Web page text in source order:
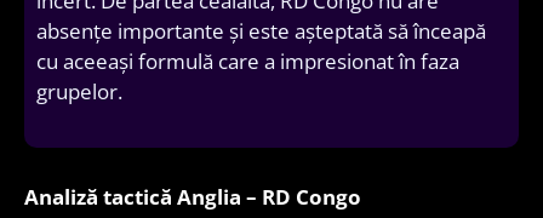
absențe importante și este așteptată să înceapă
cu aceeași formulă care a impresionat în faza
grupelor.
Analiză tactică Anglia – RD Congo